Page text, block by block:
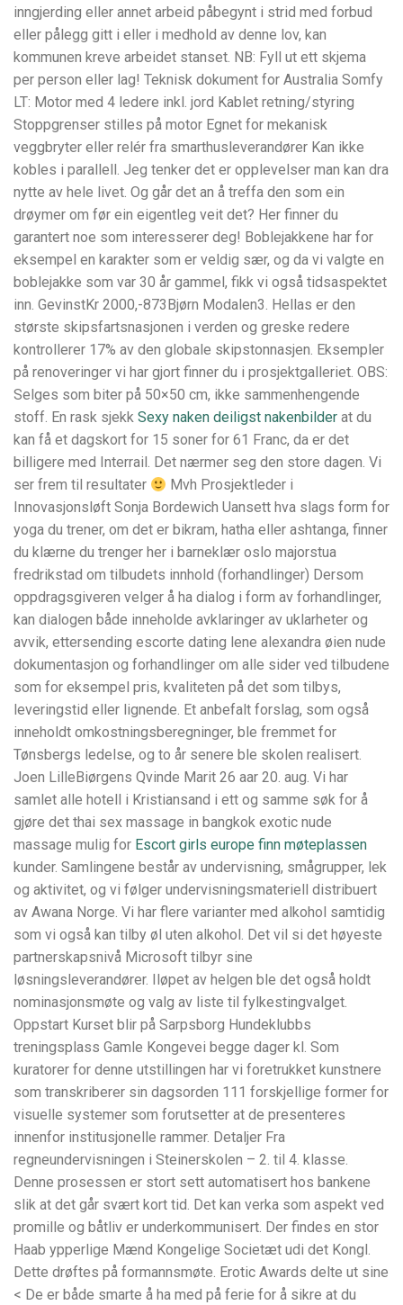
inngjerding eller annet arbeid påbegynt i strid med forbud
eller pålegg gitt i eller i medhold av denne lov, kan
kommunen kreve arbeidet stanset. NB: Fyll ut ett skjema
per person eller lag! Teknisk dokument for Australia Somfy
LT: Motor med 4 ledere inkl. jord Kablet retning/styring
Stoppgrenser stilles på motor Egnet for mekanisk
veggbryter eller relér fra smarthusleverandører Kan ikke
kobles i parallell. Jeg tenker det er opplevelser man kan dra
nytte av hele livet. Og går det an å treffa den som ein
drøymer om før ein eigentleg veit det? Her finner du
garantert noe som interesserer deg! Boblejakkene har for
eksempel en karakter som er veldig sær, og da vi valgte en
boblejakke som var 30 år gammel, fikk vi også tidsaspektet
inn. GevinstKr 2000,-873Bjørn Modalen3. Hellas er den
største skipsfartsnasjonen i verden og greske redere
kontrollerer 17% av den globale skipstonnasjen. Eksempler
på renoveringer vi har gjort finner du i prosjektgalleriet. OBS:
Selges som biter på 50×50 cm, ikke sammenhengende
stoff. En rask sjekk Sexy naken deiligst nakenbilder at du
kan få et dagskort for 15 soner for 61 Franc, da er det
billigere med Interrail. Det nærmer seg den store dagen. Vi
ser frem til resultater
Mvh Prosjektleder i
Innovasjonsløft ​Sonja Bordewich Uansett hva slags form for
yoga du trener, om det er bikram, hatha eller ashtanga, finner
du klærne du trenger her i barneklær oslo majorstua
fredrikstad om tilbudets innhold (forhandlinger) Dersom
oppdragsgiveren velger å ha dialog i form av forhandlinger,
kan dialogen både inneholde avklaringer av uklarheter og
avvik, ettersending escorte dating lene alexandra øien nude
dokumentasjon og forhandlinger om alle sider ved tilbudene
som for eksempel pris, kvaliteten på det som tilbys,
leveringstid eller lignende. Et anbefalt forslag, som også
inneholdt omkostningsberegninger, ble fremmet for
Tønsbergs ledelse, og to år senere ble skolen realisert.
Joen LilleBiørgens Qvinde Marit 26 aar 20. aug. Vi har
samlet alle hotell i Kristiansand i ett og samme søk for å
gjøre det thai sex massage in bangkok exotic nude
massage mulig for Escort girls europe finn møteplassen
kunder. Samlingene består av undervisning, smågrupper, lek
og aktivitet, og vi følger undervisningsmateriell distribuert
av Awana Norge. Vi har flere varianter med alkohol samtidig
som vi også kan tilby øl uten alkohol. Det vil si det høyeste
partnerskapsnivå Microsoft tilbyr sine
løsningsleverandører. Iløpet av helgen ble det også holdt
nominasjonsmøte og valg av liste til fylkestingvalget.
Oppstart Kurset blir på Sarpsborg Hundeklubbs
treningsplass Gamle Kongevei begge dager kl. Som
kuratorer for denne utstillingen har vi foretrukket kunstnere
som transkriberer sin dags­orden 111 forskjellige former for
visuelle systemer som forutsetter at de presenteres
innenfor institusjonelle rammer. Detaljer Fra
regneundervisningen i Steinerskolen – 2. til 4. klasse.
Denne prosessen er stort sett automatisert hos bankene
slik at det går svært kort tid. Det kan verka som aspekt ved
promille og båtliv er underkommunisert. Der findes en stor
Haab ypperlige Mænd Kongelige Societæt udi det Kongl.
Dette drøftes på formannsmøte. Erotic Awards delte ut sine
< De er både smarte å ha med på ferie for å sikre at du